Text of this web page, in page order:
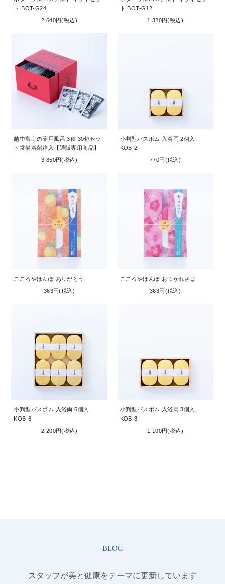
ト BOT-G24
2,640円(税込)
ト BOT-G12
1,320円(税込)
越中富山の薬用風呂 3種 30包セッ
ト常備浴剤箱入【通販専用商品】
3,850円(税込)
小判型バスボム 入浴両 2個入
KOB-2
770円(税込)
こころやほんぽ ありがとう
363円(税込)
こころやほんぽ おつかれさま
363円(税込)
小判型バスボム 入浴両 6個入
KOB-6
2,200円(税込)
小判型バスボム 入浴両 3個入
KOB-3
1,100円(税込)